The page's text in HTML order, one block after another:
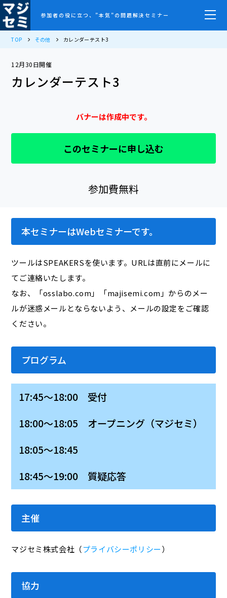
参加者の役に立つ、”本気”の問題解決セミナー
TOP その他 カレンダーテスト3
12月30日開催
カレンダーテスト3
バナーは作成中です。
このセミナーに申し込む
参加費無料
本セミナーはWebセミナーです。
ツールはSPEAKERSを使います。URLは直前にメールに
てご連絡いたします。
なお、「osslabo.com」「majisemi.com」からのメー
ルが迷惑メールとならないよう、メールの設定をご確認
ください。
プログラム
17:45～18:00 受付
18:00～18:05 オープニング（マジセミ）
18:05～18:45
18:45～19:00 質疑応答
主催
マジセミ株式会社（プライバシーポリシー）
協力